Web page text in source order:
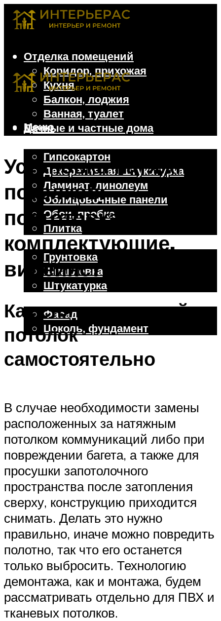
Отделка помещений
Коридор, прихожая
Кухня
Балкон, лоджия
Ванная, туалет
Дачные и частные дома
Гипсокартон
Декоративная штукатурка
Ламинат, линолеум
Облицовочные панели
Обои, пробка
Плитка
Отделочные работы
Грунтовка
Шпаклевка
Штукатурка
Фасад
Цоколь, фундамент
Меню
Меню
Установка натяжных
потолков:
подготовка,
комплектующие,
видеинструкция
Как снять натяжной
потолок
самостоятельно
В случае необходимости замены
расположенных за натяжным
потолком коммуникаций либо при
повреждении багета, а также для
просушки запотолочного
пространства после затопления
сверху, конструкцию приходится
снимать. Делать это нужно
правильно, иначе можно повредить
полотно, так что его останется
только выбросить. Технологию
демонтажа, как и монтажа, будем
рассматривать отдельно для ПВХ и
тканевых потолков.